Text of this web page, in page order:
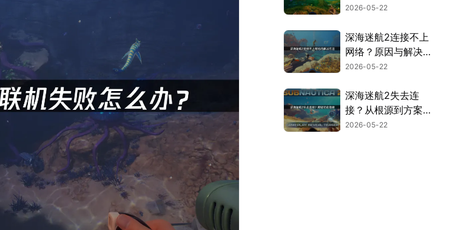
化方案！
2026-05-22
深海迷航2连接不上
网络？原因与解决攻
略！
2026-05-22
深海迷航2失去连
接？从根源到方案详
解！
2026-05-22